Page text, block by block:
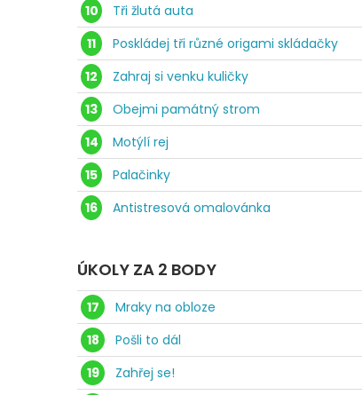
10
Tři žlutá auta
11
Poskládej tři různé origami skládačky
12
Zahraj si venku kuličky
13
Obejmi památný strom
14
Motýlí rej
15
Palačinky
16
Antistresová omalovánka
ÚKOLY ZA 2 BODY
17
Mraky na obloze
18
Pošli to dál
19
Zahřej se!